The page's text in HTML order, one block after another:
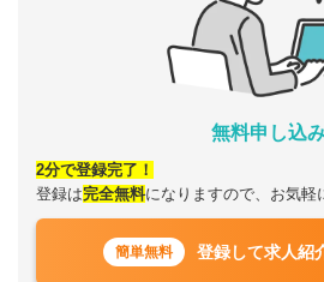
無料申し込
2分で登録完了！
登録は完全無料になりますので、お気軽
簡単無料 登録して求人紹